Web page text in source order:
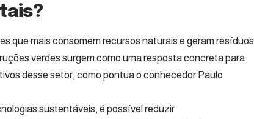
que mais consomem recursos naturais e geram resíduos
verdes surgem como uma resposta concreta para
desse setor, como pontua o conhecedor Paulo
sustentáveis, é possível reduzir